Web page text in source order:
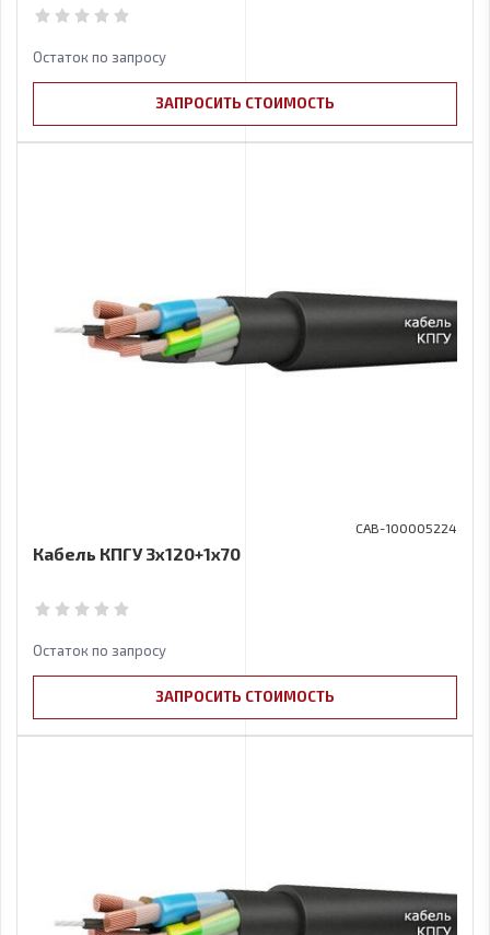
Остаток по запросу
ЗАПРОСИТЬ СТОИМОСТЬ
CAB-100005224
Кабель КПГУ 3х120+1x70
Остаток по запросу
ЗАПРОСИТЬ СТОИМОСТЬ